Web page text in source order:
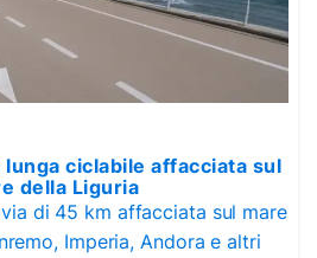
lunga ciclabile affacciata sul
della Liguria
di 45 km affacciata sul mare
Imperia, Andora e altri